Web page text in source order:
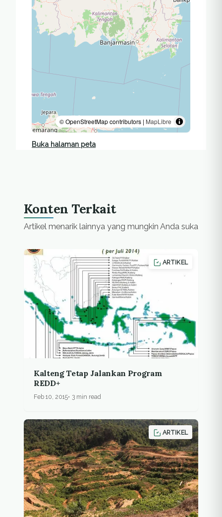
© OpenStreetMap contributors | MapLibre
Buka halaman peta
Konten Terkait
Artikel menarik lainnya yang mungkin Anda suka
ARTIKEL
Kalteng Tetap Jalankan Program
REDD+
Feb 10, 2015 3 min read
ARTIKEL